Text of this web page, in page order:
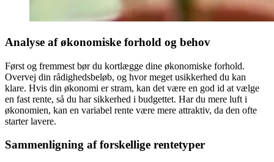
Analyse af økonomiske forhold og behov
Først og fremmest bør du kortlægge dine økonomiske forhold.
Overvej din rådighedsbeløb, og hvor meget usikkerhed du kan
klare. Hvis din økonomi er stram, kan det være en god id at vælge
en fast rente, så du har sikkerhed i budgettet. Har du mere luft i
økonomien, kan en variabel rente være mere attraktiv, da den ofte
starter lavere.
Sammenligning af forskellige rentetyper